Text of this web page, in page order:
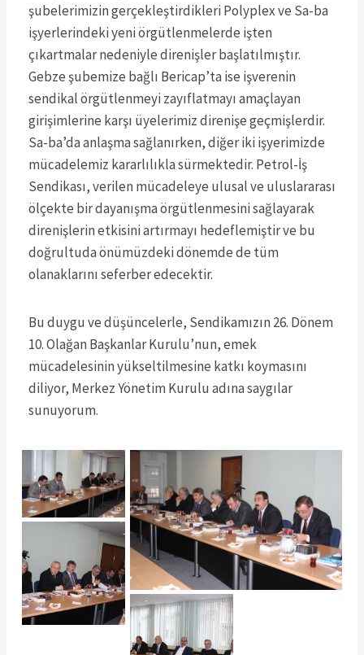
şubelerimizin gerçekleştirdikleri Polyplex ve Sa-ba
işyerlerindeki yeni örgütlenmelerde işten
çıkartmalar nedeniyle direnişler başlatılmıştır.
Gebze şubemize bağlı Bericap’ta ise işverenin
sendikal örgütlenmeyi zayıflatmayı amaçlayan
girişimlerine karşı üyelerimiz direnişe geçmişlerdir.
Sa-ba’da anlaşma sağlanırken, diğer iki işyerimizde
mücadelemiz kararlılıkla sürmektedir. Petrol-İş
Sendikası, verilen mücadeleye ulusal ve uluslararası
ölçekte bir dayanışma örgütlenmesini sağlayarak
direnişlerin etkisini artırmayı hedeflemiştir ve bu
doğrultuda önümüzdeki dönemde de tüm
olanaklarını seferber edecektir.
Bu duygu ve düşüncelerle, Sendikamızın 26. Dönem
10. Olağan Başkanlar Kurulu’nun, emek
mücadelesinin yükseltilmesine katkı koymasını
diliyor, Merkez Yönetim Kurulu adına saygılar
sunuyorum.